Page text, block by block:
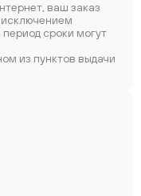
ваш заказ
исключением
сроки могут
из пунктов выдачи